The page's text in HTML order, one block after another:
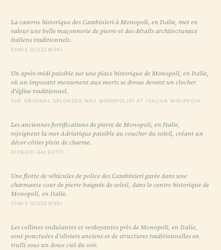
La caserne historique des Carabinieri à Monopoli, en Italie, met en
valeur une belle maçonnerie de pierre et des détails architecturaux
italiens traditionnels.
CHRIS OLSZEWSKI
Un après-midi paisible sur une place historique de Monopoli, en Italie,
où un imposant monument aux morts se dresse devant un clocher
d'église traditionnel.
THE ORIGINAL UPLOADER WAS MONOPOLI91 AT ITALIAN WIKIPEDIA.
Les anciennes fortifications de pierre de Monopoli, en Italie,
rejoignent la mer Adriatique paisible au coucher du soleil, créant un
décor côtier plein de charme.
GIORGIO GALEOTTI
Une flotte de véhicules de police des Carabinieri garée dans une
charmante cour de pierre baignée de soleil, dans le centre historique de
Monopoli, en Italie.
CHRIS OLSZEWSKI
Les collines ondulantes et verdoyantes près de Monopoli, en Italie,
sont ponctuées d'oliviers anciens et de structures traditionnelles en
trulli sous un doux ciel du soir.